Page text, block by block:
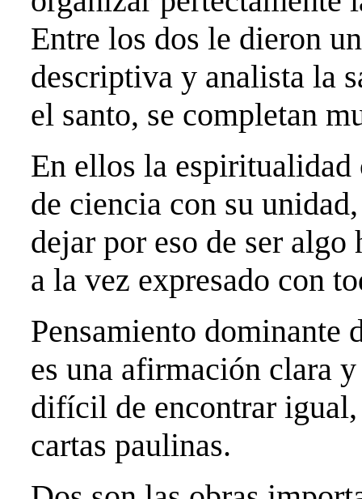
Entre los dos le dieron
descriptiva y analista la
el santo, se completan
En ellos la
de ciencia con su
dejar por eso de ser
a la vez expresado con
Pensamiento dominante
es una afirmación clara
difícil de encontrar
cartas paulinas.